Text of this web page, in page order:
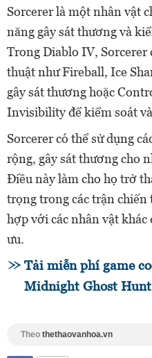
Sorcerer là một nhân vật
năng gây sát thương và
Trong Diablo IV, Sorcerer
thuật như Fireball, Ice
gây sát thương hoặc
Invisibility để kiểm soát
Sorcerer có thể sử dụng
rộng, gây sát thương cho
Điều này làm cho họ trở
trọng trong các trận chiến
hợp với các nhân vật khác
ưu.
Tải miễn phí game
Midnight Ghost Hunt
Theo thethaovanhoa.vn